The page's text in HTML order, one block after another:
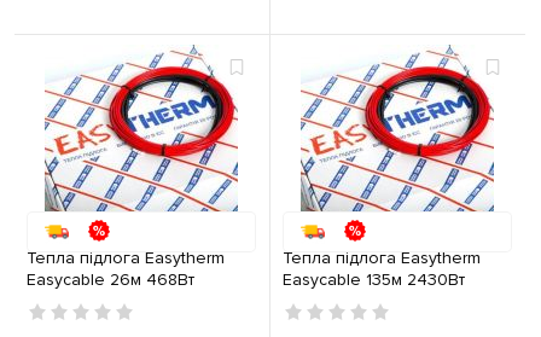
Тепла підлога Easytherm
Easycable 26м 468Вт
кабель двожильний
Тепла підлога Easytherm
Easycable 135м 2430Вт
кабель двожильний